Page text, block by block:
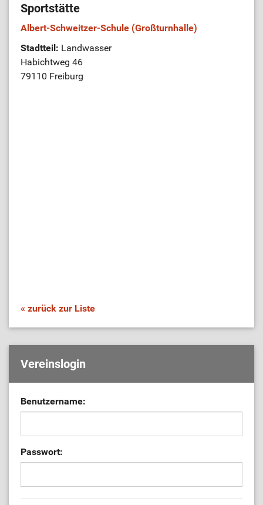
Sportstätte
Albert-Schweitzer-Schule (Großturnhalle)
Stadtteil: Landwasser
Habichtweg 46
79110 Freiburg
« zurück zur Liste
Vereinslogin
Benutzername:
Passwort: